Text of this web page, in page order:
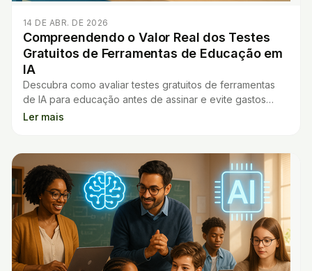
14 DE ABR. DE 2026
Compreendendo o Valor Real dos Testes
Gratuitos de Ferramentas de Educação em
IA
Descubra como avaliar testes gratuitos de ferramentas
de IA para educação antes de assinar e evite gastos
desnecessários com soluções ineficazes.
Ler mais